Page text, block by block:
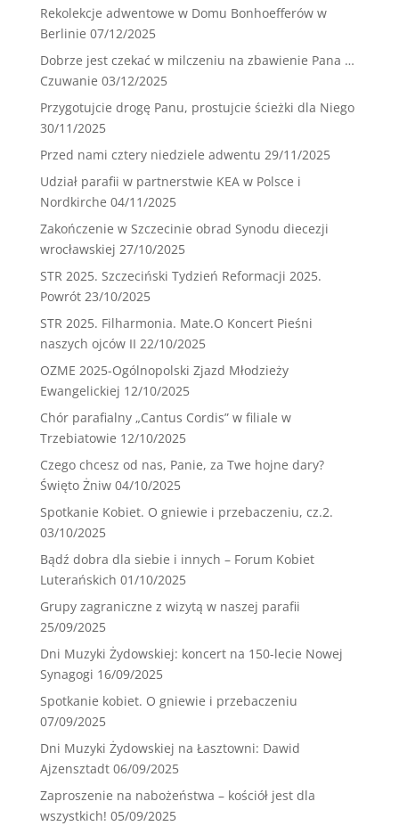
Rekolekcje adwentowe w Domu Bonhoefferów w
Berlinie 07/12/2025
Dobrze jest czekać w milczeniu na zbawienie Pana …
Czuwanie 03/12/2025
Przygotujcie drogę Panu, prostujcie ścieżki dla Niego
30/11/2025
Przed nami cztery niedziele adwentu 29/11/2025
Udział parafii w partnerstwie KEA w Polsce i
Nordkirche 04/11/2025
Zakończenie w Szczecinie obrad Synodu diecezji
wrocławskiej 27/10/2025
STR 2025. Szczeciński Tydzień Reformacji 2025.
Powrót 23/10/2025
STR 2025. Filharmonia. Mate.O Koncert Pieśni
naszych ojców II 22/10/2025
OZME 2025-Ogólnopolski Zjazd Młodzieży
Ewangelickiej 12/10/2025
Chór parafialny „Cantus Cordis” w filiale w
Trzebiatowie 12/10/2025
Czego chcesz od nas, Panie, za Twe hojne dary?
Święto Żniw 04/10/2025
Spotkanie Kobiet. O gniewie i przebaczeniu, cz.2.
03/10/2025
Bądź dobra dla siebie i innych – Forum Kobiet
Luterańskich 01/10/2025
Grupy zagraniczne z wizytą w naszej parafii
25/09/2025
Dni Muzyki Żydowskiej: koncert na 150-lecie Nowej
Synagogi 16/09/2025
Spotkanie kobiet. O gniewie i przebaczeniu
07/09/2025
Dni Muzyki Żydowskiej na Łasztowni: Dawid
Ajzensztadt 06/09/2025
Zaproszenie na nabożeństwa – kościół jest dla
wszystkich! 05/09/2025